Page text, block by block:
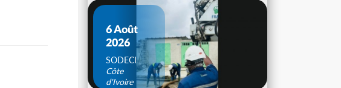
6 Août
2026
SODECI
Côte
d'Ivoire